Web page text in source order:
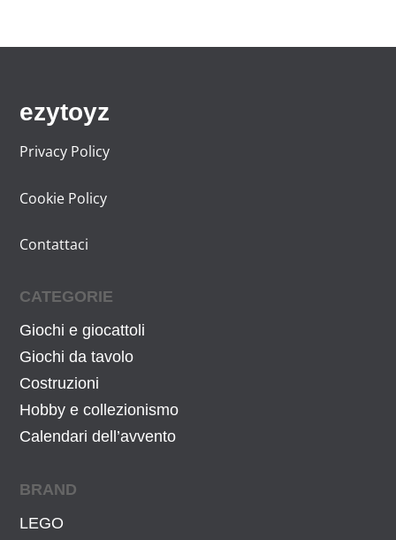
ezytoyz
Privacy Policy
Cookie Policy
Contattaci
CATEGORIE
Giochi e giocattoli
Giochi da tavolo
Costruzioni
Hobby e collezionismo
Calendari dell’avvento
BRAND
LEGO